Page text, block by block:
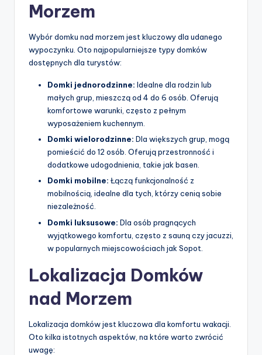
Morzem
Wybór domku nad morzem jest kluczowy dla udanego
wypoczynku. Oto najpopularniejsze typy domków
dostępnych dla turystów:
Domki jednorodzinne: Idealne dla rodzin lub
małych grup, mieszczą od 4 do 6 osób. Oferują
komfortowe warunki, często z pełnym
wyposażeniem kuchennym.
Domki wielorodzinne: Dla większych grup, mogą
pomieścić do 12 osób. Oferują przestronność i
dodatkowe udogodnienia, takie jak basen.
Domki mobilne: Łączą funkcjonalność z
mobilnością, idealne dla tych, którzy cenią sobie
niezależność.
Domki luksusowe: Dla osób pragnących
wyjątkowego komfortu, często z sauną czy jacuzzi,
w popularnych miejscowościach jak Sopot.
Lokalizacja Domków
nad Morzem
Lokalizacja domków jest kluczowa dla komfortu wakacji.
Oto kilka istotnych aspektów, na które warto zwrócić
uwagę: